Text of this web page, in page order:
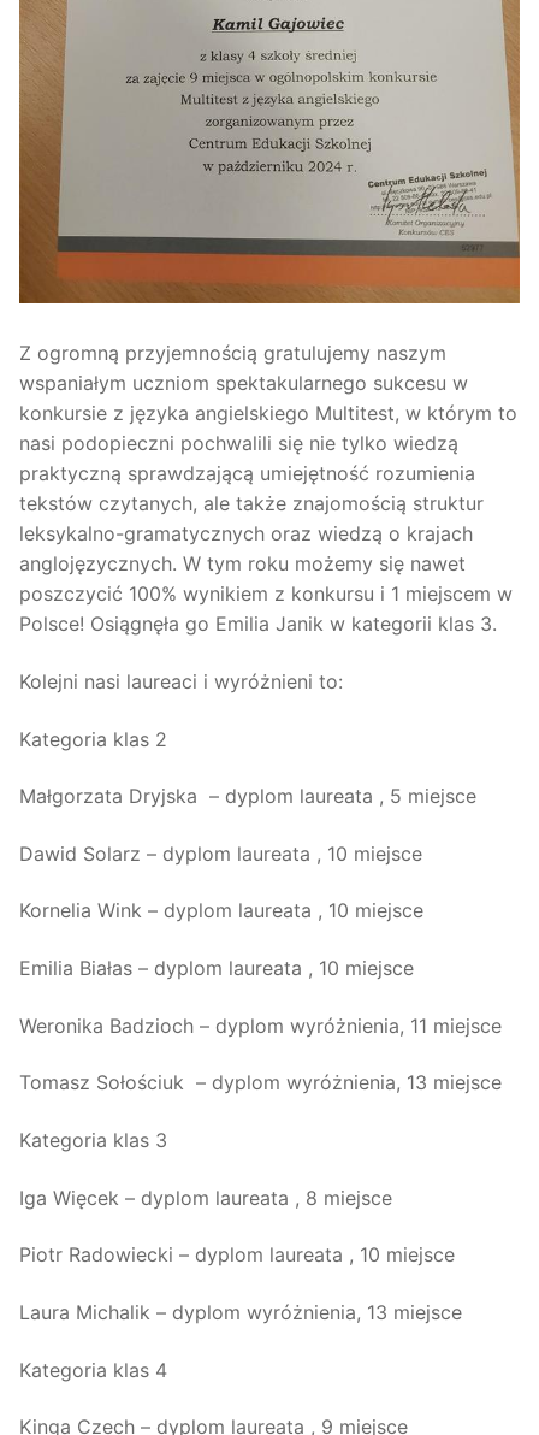
Z ogromną przyjemnością gratulujemy naszym
wspaniałym uczniom spektakularnego sukcesu w
konkursie z języka angielskiego Multitest, w którym to
nasi podopieczni pochwalili się nie tylko wiedzą
praktyczną sprawdzającą umiejętność rozumienia
tekstów czytanych, ale także znajomością struktur
leksykalno-gramatycznych oraz wiedzą o krajach
anglojęzycznych. W tym roku możemy się nawet
poszczycić 100% wynikiem z konkursu i 1 miejscem w
Polsce! Osiągnęła go Emilia Janik w kategorii klas 3.
Kolejni nasi laureaci i wyróżnieni to:
Kategoria klas 2
Małgorzata Dryjska – dyplom laureata , 5 miejsce
Dawid Solarz – dyplom laureata , 10 miejsce
Kornelia Wink – dyplom laureata , 10 miejsce
Emilia Białas – dyplom laureata , 10 miejsce
Weronika Badzioch – dyplom wyróżnienia, 11 miejsce
Tomasz Sołościuk – dyplom wyróżnienia, 13 miejsce
Kategoria klas 3
Iga Więcek – dyplom laureata , 8 miejsce
Piotr Radowiecki – dyplom laureata , 10 miejsce
Laura Michalik – dyplom wyróżnienia, 13 miejsce
Kategoria klas 4
Kinga Czech – dyplom laureata , 9 miejsce